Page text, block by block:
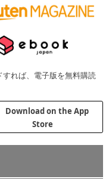
れば、電子版を無料購読